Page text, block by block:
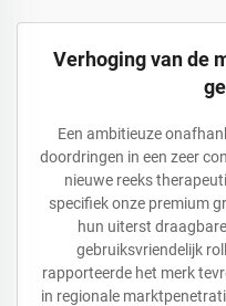
Verhoging van de
Een ambitieuze
doordringen in een zeer
nieuwe reeks
specifiek onze premium
hun uiterst
gebruiksvriendelijk
rapporteerde het merk
in regionale